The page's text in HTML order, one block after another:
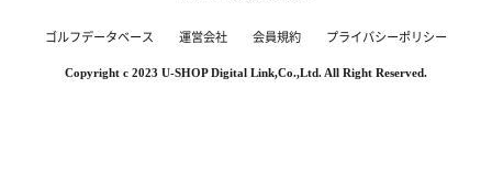
ゴルフデータベース 運営会社 会員規約 プライバシーポリシー
Copyright c 2023 U-SHOP Digital Link,Co.,Ltd. All Right Reserved.